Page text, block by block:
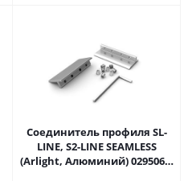
Соединитель профиля SL-
LINE, S2-LINE SEAMLESS
(Arlight, Алюминий) 029506 в